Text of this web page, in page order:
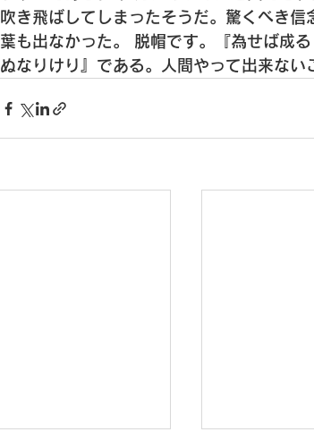
吹き飛ばしてしまったそうだ。 驚くべき信
葉も出なかった。
脱帽です。
『為せば成
ぬなりけり』である。
人間やって出来ない